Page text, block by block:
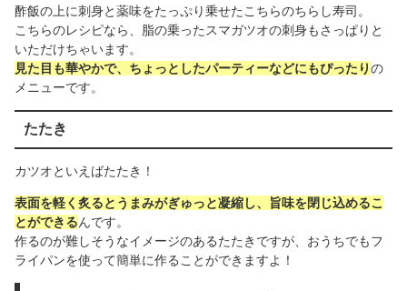
酢飯の上に刺身と薬味をたっぷり乗せたこちらのちらし寿司。
こちらのレシピなら、脂の乗ったスマガツオの刺身もさっぱりと
いただけちゃいます。
見た目も華やかで、ちょっとしたパーティーなどにもぴったりの
メニューです。
たたき
カツオといえばたたき！
表面を軽く炙るとうまみがぎゅっと凝縮し、旨味を閉じ込めるこ
とができるんです。
作るのが難しそうなイメージのあるたたきですが、おうちでもフ
ライパンを使って簡単に作ることができますよ！